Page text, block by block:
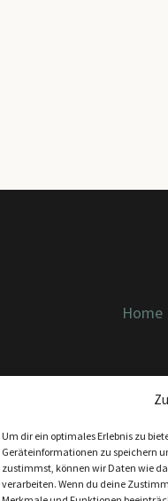
Um dir ein optimales Erlebnis zu
Geräteinformationen zu speichern
zustimmst, können wir Daten wie
verarbeiten. Wenn du deine
Home
KONTAKT: